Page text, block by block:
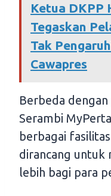
Ketua DKPP
Tegaskan
Tak
Cawapres
Berbeda
Serambi
berbagai
dirancang untuk
lebih bagi para